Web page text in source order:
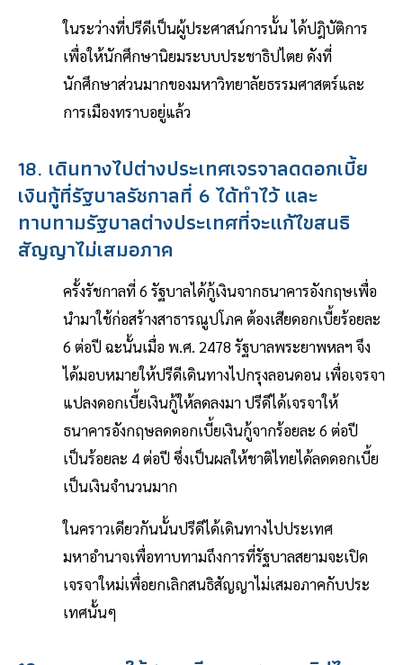
ในระว่างที่ปรีดีเป็นผู้ประศาสน์การนั้น ได้ปฎิบัติการ
เพื่อให้นักศึกษานิยมระบบประชาธิปไตย ดังที่
นักศึกษาส่วนมากของมหาวิทยาลัยธรรมศาสตร์และ
การเมืองทราบอยู่แล้ว
18. เดินทางไปต่างประเทศเจรจาลดดอกเบี้ย
เงินกู้ที่รัฐบาลรัชกาลที่ 6 ได้ทำไว้ และ
ทาบทามรัฐบาลต่างประเทศที่จะแก้ไขสนธิ
สัญญาไม่เสมอภาค
ครั้งรัชกาลที่ 6 รัฐบาลได้กู้เงินจากธนาคารอังกฤษเพื่อ
นำมาใช้ก่อสร้างสาธารณูปโภค ต้องเสียดอกเบี้ยร้อยละ
6 ต่อปี ฉะนั้นเมื่อ พ.ศ. 2478 รัฐบาลพระยาพหลฯ จึง
ได้มอบหมายให้ปรีดีเดินทางไปกรุงลอนดอน เพื่อเจรจา
แปลงดอกเบี้ยเงินกู้ให้ลดลงมา ปรีดีได้เจรจาให้
ธนาคารอังกฤษลดดอกเบี้ยเงินกู้จากร้อยละ 6 ต่อปี
เป็นร้อยละ 4 ต่อปี ซึ่งเป็นผลให้ชาติไทยได้ลดดอกเบี้ย
เป็นเงินจำนวนมาก
ในคราวเดียวกันนั้นปรีดีได้เดินทางไปประเทศ
มหาอำนาจเพื่อทาบทามถึงการที่รัฐบาลสยามจะเปิด
เจรจาใหม่เพื่อยกเลิกสนธิสัญญาไม่เสมอภาคกับประ
เทศนั้นๆ